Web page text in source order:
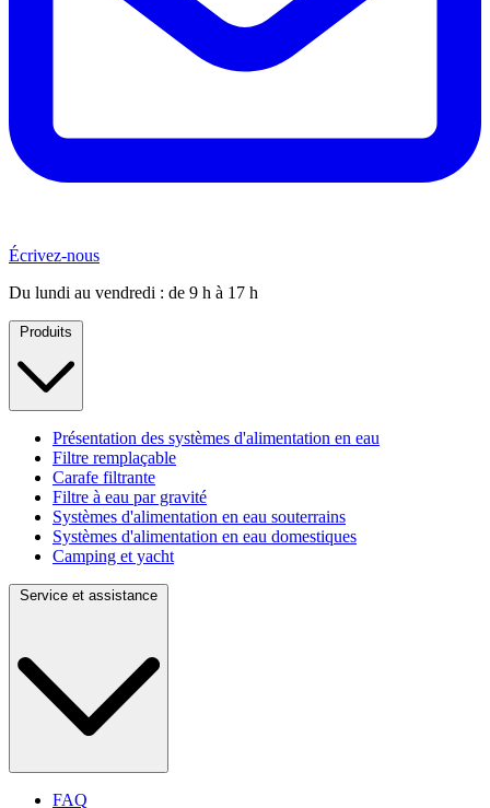
Écrivez-nous
Du lundi au vendredi : de 9 h à 17 h
Produits
Présentation des systèmes d'alimentation en eau
Filtre remplaçable
Carafe filtrante
Filtre à eau par gravité
Systèmes d'alimentation en eau souterrains
Systèmes d'alimentation en eau domestiques
Camping et yacht
Service et assistance
FAQ